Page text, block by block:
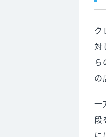
ク
対
ら
の
一
段